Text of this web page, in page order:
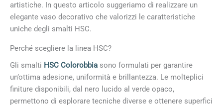
artistiche. In questo articolo suggeriamo di realizzare un
elegante vaso decorativo che valorizzi le caratteristiche
uniche degli smalti HSC.
Perché scegliere la linea HSC?
Gli smalti HSC Colorobbia sono formulati per garantire
un’ottima adesione, uniformità e brillantezza. Le molteplici
finiture disponibili, dal nero lucido al verde opaco,
permettono di esplorare tecniche diverse e ottenere superfici